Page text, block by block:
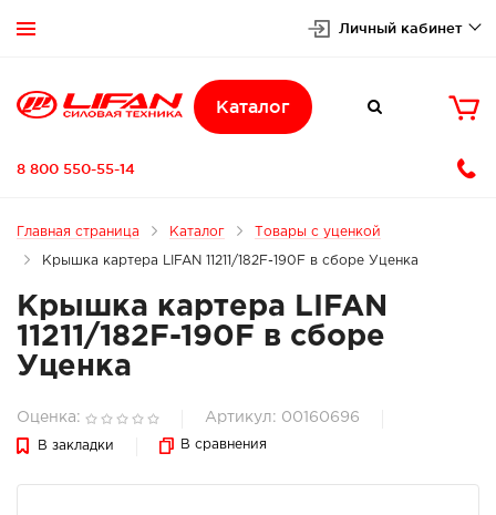
 Личный кабинет
Каталог  
8 800 550-55-14
Главная страница Каталог Товары с уценкой
Крышка картера LIFAN 11211/182F-190F в сборе Уценка
Крышка картера LIFAN
11211/182F-190F в сборе
Уценка
Оценка: Артикул: 00160696
В закладки В сравнения